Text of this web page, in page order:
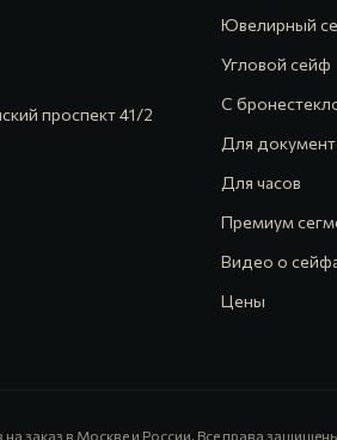
проспект 41/2
Ювелирный
Угловой сейф
С
Для
Для часов
Премиум
Видео о
Цены
заказ в Москве и России. Все права